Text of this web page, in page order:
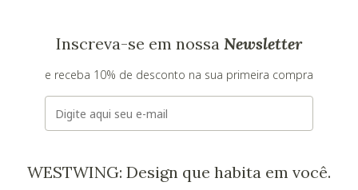
Inscreva-se em nossa Newsletter
e receba 10% de desconto na sua primeira compra
E-mail
WESTWING: Design que habita em você.